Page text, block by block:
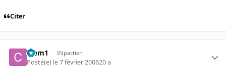
Citer
Clem1 INpactien
Posté(e) le 7 février 200620 a